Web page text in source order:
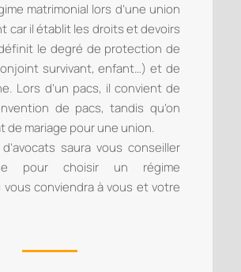
matrimonial lors d’une union
car il établit les droits et devoirs
le degré de protection de
survivant, enfant…) et de
Lors d’un pacs, il convient de
de pacs, tandis qu’on
de mariage pour une union.
saura vous conseiller
pour choisir un régime
vous conviendra à vous et votre